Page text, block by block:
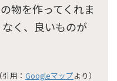
物を作ってくれま
く、良いものが
（引用： Googleマップより）